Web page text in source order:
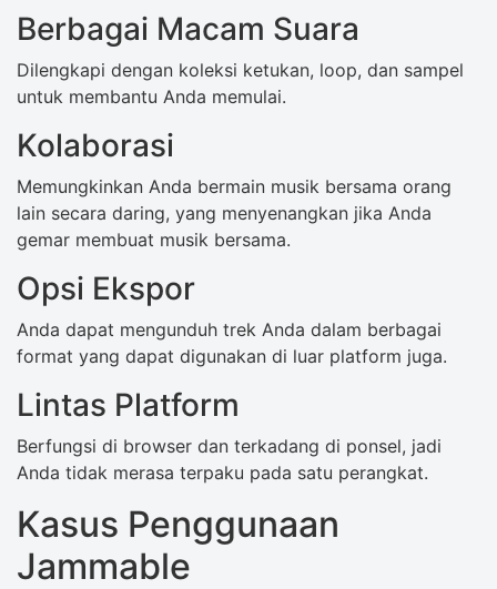
Berbagai Macam Suara
Dilengkapi dengan koleksi ketukan, loop, dan sampel
untuk membantu Anda memulai.
Kolaborasi
Memungkinkan Anda bermain musik bersama orang
lain secara daring, yang menyenangkan jika Anda
gemar membuat musik bersama.
Opsi Ekspor
Anda dapat mengunduh trek Anda dalam berbagai
format yang dapat digunakan di luar platform juga.
Lintas Platform
Berfungsi di browser dan terkadang di ponsel, jadi
Anda tidak merasa terpaku pada satu perangkat.
Kasus Penggunaan
Jammable